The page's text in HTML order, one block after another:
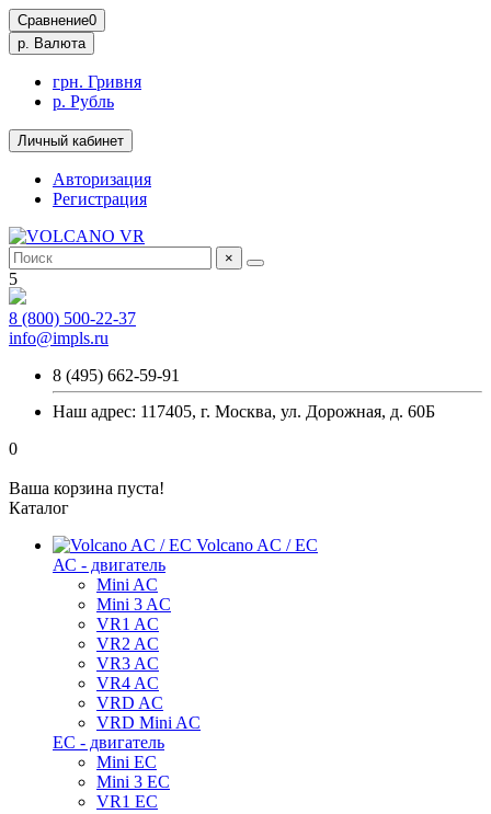
Сравнение0
р. Валюта
грн. Гривня
р. Рубль
Личный кабинет
Авторизация
Регистрация
×
5
8 (800) 500-22-37
info@impls.ru
8 (495) 662-59-91
Наш адрес: 117405, г. Москва, ул. Дорожная, д. 60Б
0
Ваша корзина пуста!
Каталог
Volcano AC / EC
АС - двигатель
Mini AC
Mini 3 AC
VR1 AC
VR2 AC
VR3 AC
VR4 AC
VRD AC
VRD Mini AC
ЕС - двигатель
Mini EC
Mini 3 EC
VR1 EC